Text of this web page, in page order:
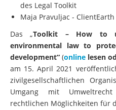
des Legal Toolkit
Maja Pravuljac - ClientEarth
Das „Toolkit – How to
environmental law to
development“ (online lesen
am 15. April 2021
zivilgesellschaftlichen
Umgang mit
rechtlichen Möglichkeiten für